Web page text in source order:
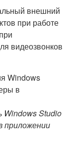
внешний
при работе
видеозвонков
Studio
приложении